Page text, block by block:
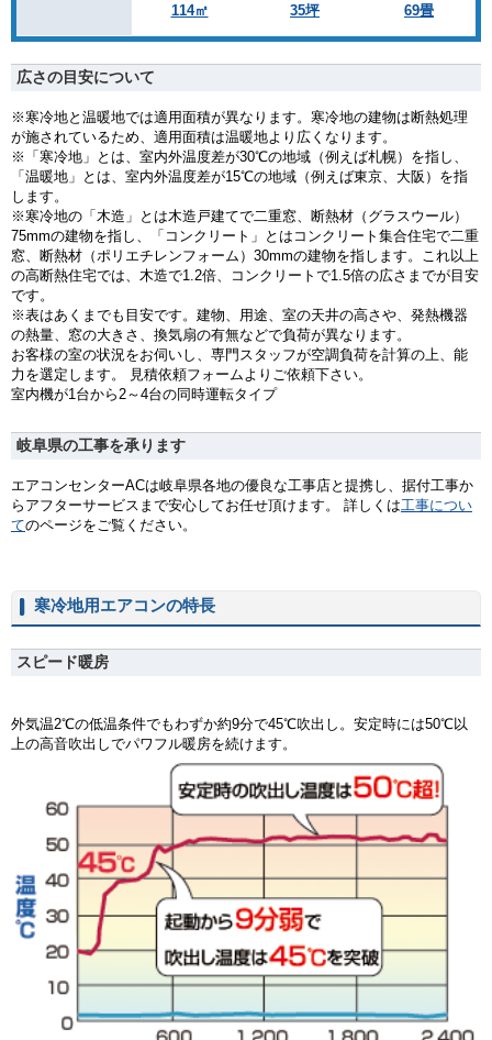
114㎡
35坪
69畳
広さの目安について
※寒冷地と温暖地では適用面積が異なります。寒冷地の建物は断熱処理
が施されているため、適用面積は温暖地より広くなります。
※「寒冷地」とは、室内外温度差が30℃の地域（例えば札幌）を指し、
「温暖地」とは、室内外温度差が15℃の地域（例えば東京、大阪）を指
します。
※寒冷地の「木造」とは木造戸建てで二重窓、断熱材（グラスウール）
75mmの建物を指し、「コンクリート」とはコンクリート集合住宅で二重
窓、断熱材（ポリエチレンフォーム）30mmの建物を指します。これ以上
の高断熱住宅では、木造で1.2倍、コンクリートで1.5倍の広さまでが目安
です。
※表はあくまでも目安です。建物、用途、室の天井の高さや、発熱機器
の熱量、窓の大きさ、換気扇の有無などで負荷が異なります。
お客様の室の状況をお伺いし、専門スタッフが空調負荷を計算の上、能
力を選定します。 見積依頼フォームよりご依頼下さい。
室内機が1台から2～4台の同時運転タイプ
岐阜県の工事を承ります
エアコンセンターACは岐阜県各地の優良な工事店と提携し、据付工事か
らアフターサービスまで安心してお任せ頂けます。 詳しくは工事につい
てのページをご覧ください。
寒冷地用エアコンの特長
スピード暖房
外気温2℃の低温条件でもわずか約9分で45℃吹出し。安定時には50℃以
上の高音吹出しでパワフル暖房を続けます。